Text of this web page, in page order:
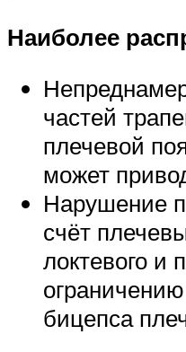
Наиболее
частей
плечевой
может
Нарушение
счёт
локтевого и
бицепса